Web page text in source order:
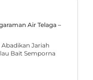
Air Telaga –
Abadikan Jariah
Bait Semporna